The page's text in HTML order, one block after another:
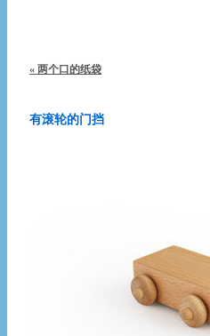
« 两个口的纸袋
有滚轮的门挡